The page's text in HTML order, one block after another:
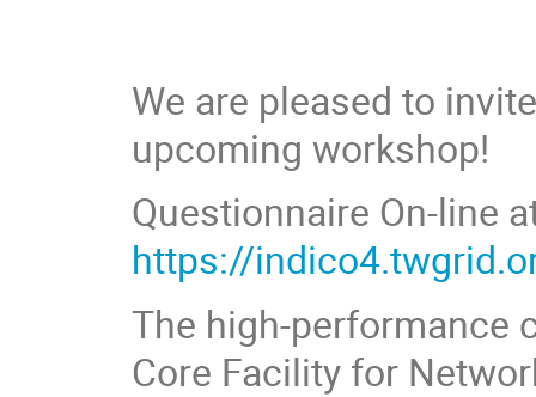
We are pleased to
upcoming workshop!
Questionnaire On-line
https://
The high-performance
Core Facility for